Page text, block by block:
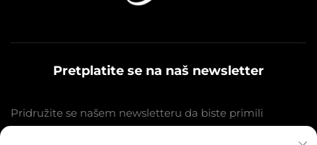
Pretplatite se na naš newsletter
Pridružite se našem newsletteru da biste primili